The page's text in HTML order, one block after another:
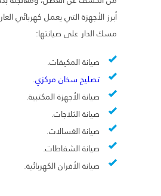
أبرز الأجهزة التي يعمل كهربائي
مسك الدار على صيانتها:
صيانة المكيفات.
تصليح سخان مركزي.
صيانة الأجهزة المكتبية.
صيانة الثلاجات.
صيانة الغسالات.
صيانة الشفاطات.
صيانة الأفران الكهربائية.